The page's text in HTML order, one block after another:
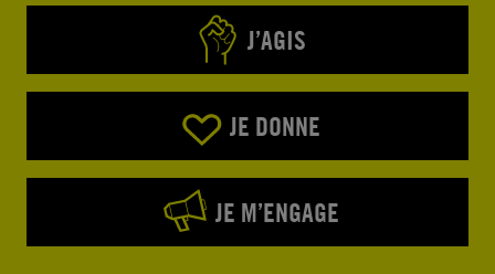
J’AGIS
JE DONNE
JE M’ENGAGE